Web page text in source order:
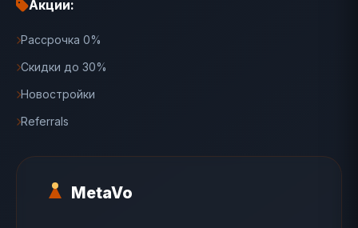
MetaVo
Акции:
Рассрочка 0%
Скидки до 30%
Новостройки
Referrals